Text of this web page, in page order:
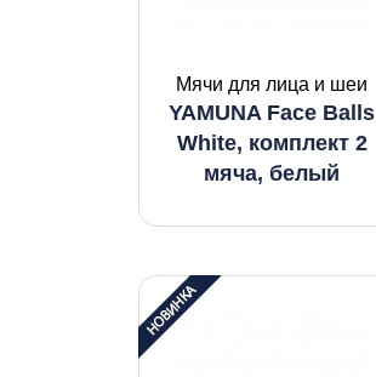
Мячи для лица и шеи
YAMUNA Face Balls
White, комплект 2
мяча, белый